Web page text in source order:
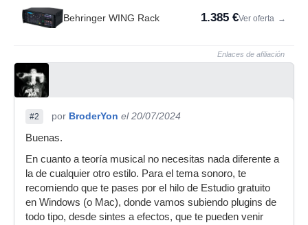
Behringer WING Rack 1.385 €Ver oferta →
Enlaces de afiliación
#2 por BroderYon el 20/07/2024
Buenas.
En cuanto a teoría musical no necesitas nada diferente a
la de cualquier otro estilo. Para el tema sonoro, te
recomiendo que te pases por el hilo de Estudio gratuito
en Windows (o Mac), donde vamos subiendo plugins de
todo tipo, desde sintes a efectos, que te pueden venir